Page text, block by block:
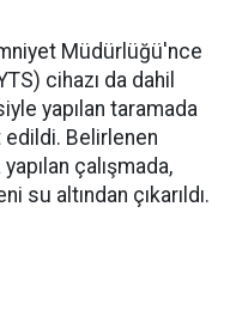
Müdürlüğü'nce
cihazı da dahil
yapılan taramada
Belirlenen
çalışmada,
su altından çıkarıldı.